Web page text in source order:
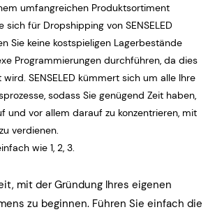
umfangreichen Produktsortiment
sich für Dropshipping von SENSELED
Sie keine kostspieligen Lagerbestände
Programmierungen durchführen, da dies
SENSELED kümmert sich um alle Ihre
sodass Sie genügend Zeit haben,
und vor allem darauf zu konzentrieren, mit
verdienen.
wie 1, 2, 3.
mit der Gründung Ihres eigenen
zu beginnen. Führen Sie einfach die